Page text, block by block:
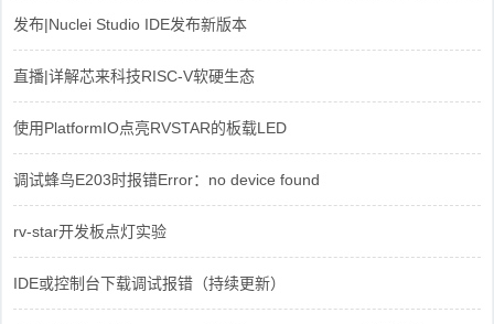
发布|Nuclei Studio IDE发布新版本
直播|详解芯来科技RISC-V软硬生态
使用PlatformIO点亮RVSTAR的板载LED
调试蜂鸟E203时报错Error：no device found
rv-star开发板点灯实验
IDE或控制台下载调试报错（持续更新）